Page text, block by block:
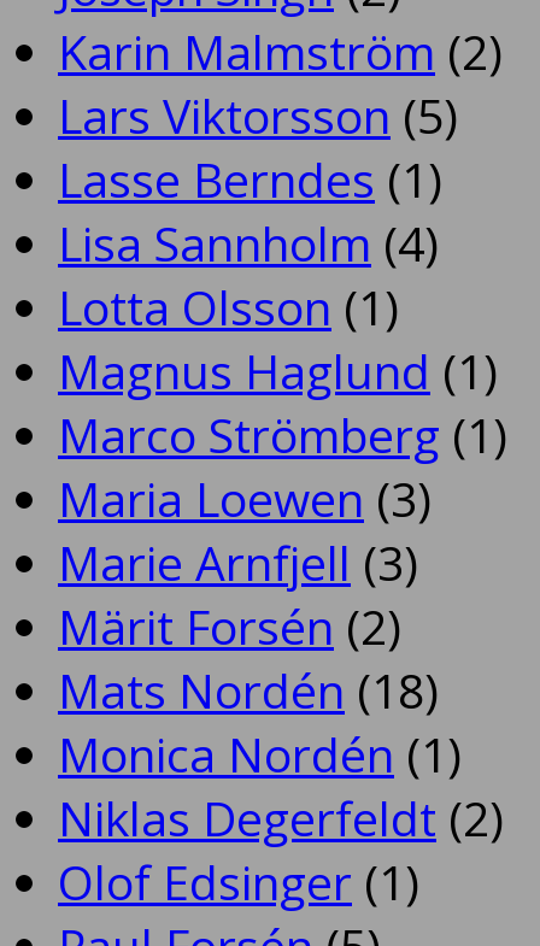
Karin Malmström (2)
Lars Viktorsson (5)
Lasse Berndes (1)
Lisa Sannholm (4)
Lotta Olsson (1)
Magnus Haglund (1)
Marco Strömberg (1)
Maria Loewen (3)
Marie Arnfjell (3)
Märit Forsén (2)
Mats Nordén (18)
Monica Nordén (1)
Niklas Degerfeldt (2)
Olof Edsinger (1)